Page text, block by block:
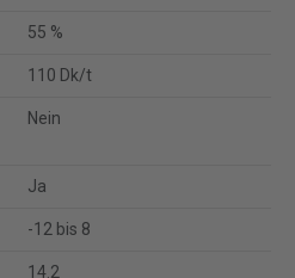
55 %
110 Dk/t
Nein
Ja
-12 bis 8
14.2